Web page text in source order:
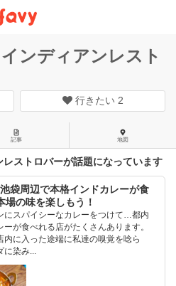
ンディアンレスト
行きたい 2
記事 地図
ストロバーが話題になっています
袋周辺で本格インドカレーが食
場の味を楽しもう！
にスパイシーなカレーをつけて…都内
が食べれる店がたくさんあります。
内に入った途端に私達の嗅覚を唸ら
染み...